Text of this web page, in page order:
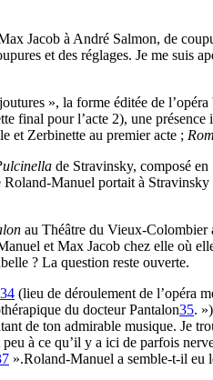
Jacob à André Salmon, de
et des réglages. Je me suis
», la forme éditée de
final pour l’acte 2), une
et Zerbinette au premier acte ;
de Stravinsky, composé en
Manuel portait à
au Théâtre du Vieux-Colombier
et Max Jacob chez elle où
? La question reste ouverte.
34 (lieu de déroulement de l’opéra
du docteur Pantalon35. »)
de ton admirable musique. Je
à ce qu’il y a ici de parfois
».Roland-Manuel a semble-t-il eu